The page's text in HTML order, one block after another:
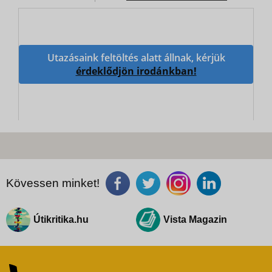
Utazásaink feltöltés alatt állnak, kérjük
érdeklődjön irodánkban!
Kövessen minket!
Útikritika.hu Vista Magazin